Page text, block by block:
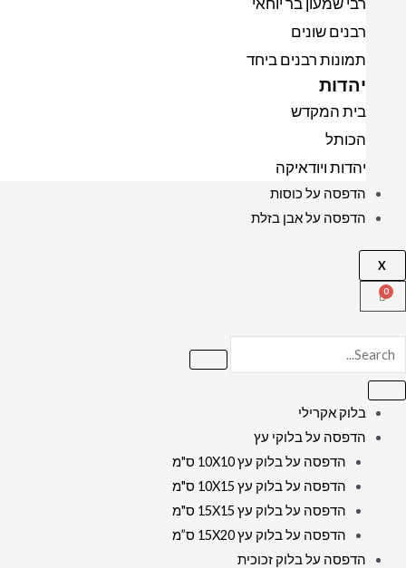
רבנים שונים
תמונות רבנים ביחד
יהדות
בית המקדש
הכותל
יהדות ויודאיקה
הדפסה על כוסות
הדפסה על אבן בזלת
X
בלוק אקרילי
הדפסה על בלוקי עץ
הדפסה על בלוק עץ 10X10 ס"מ
הדפסה על בלוק עץ 10X15 ס"מ
הדפסה על בלוק עץ 15X15 ס"מ
הדפסה על בלוק עץ 15X20 ס”מ
הדפסה על בלוק זכוכית